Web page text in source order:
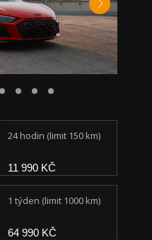
11 990 KČ
24 hodin (limit 150 km)
64 990 KČ
1 týden (limit 1000 km)